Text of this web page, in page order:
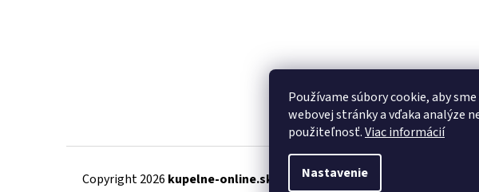
Používame súbory cookie, aby
webovej stránky a vďaka analýze
použiteľnosť.Viac informácií
Nastavenie
Copyright 2026 kupelne-online.sk . Všetky práva vyhradené.